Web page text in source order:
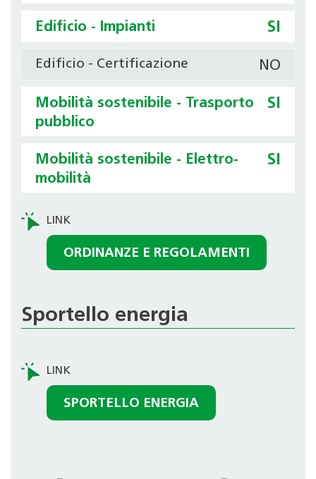
Edificio - Impianti SI
Edificio - Certificazione NO
Mobilità sostenibile - Trasporto
pubblico
SI
Mobilità sostenibile - Elettro-
mobilità
SI
ORDINANZE E REGOLAMENTI
Sportello energia
SPORTELLO ENERGIA